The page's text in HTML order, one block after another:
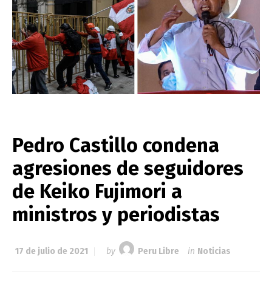
Pedro Castillo condena
agresiones de seguidores
de Keiko Fujimori a
ministros y periodistas
17 de julio de 2021 by Peru Libre in Noticias